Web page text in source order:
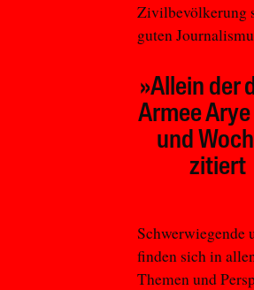
Zivilbevölkerung
guten
»Allein der
Armee
und
zitiert
Schwerwiegende
finden sich in
Themen und